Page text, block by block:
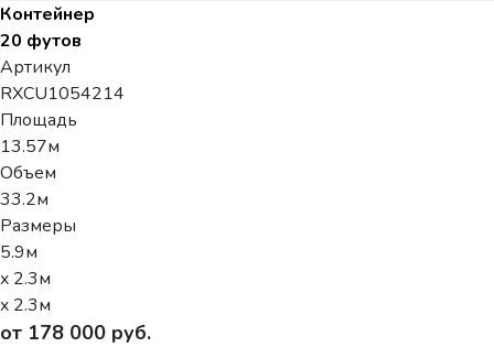
Контейнер
20 футов
Артикул
RXCU1054214
Площадь
13.57м
Объем
33.2м
Размеры
5.9м
x 2.3м
x 2.3м
от 178 000 руб.